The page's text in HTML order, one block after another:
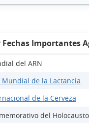
Fechas Importantes
del ARN
Mundial de la Lactancia
de la Cerveza
del